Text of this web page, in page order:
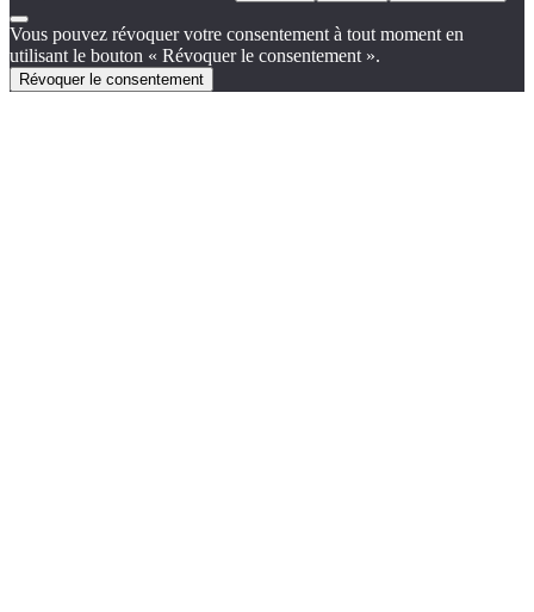
Vous pouvez révoquer votre consentement à tout moment en
utilisant le bouton « Révoquer le consentement ».
Révoquer le consentement